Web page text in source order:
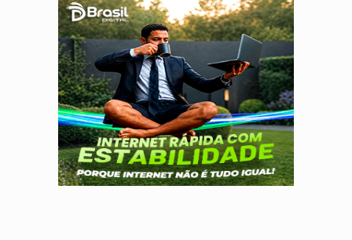
HOMENAGEM:Cientistas cassados pelo AI-5 se tornam pesquisadores
VÍDEO:Líder religioso é preso por abusar de fiéis sob pretexto de
LEVANTAMENTO:Brasil tem uma história marcada por guerras, revoltas e
LAMENTÁVEL:Mulher é encontrada morta dentro de residência
'XANDY DO MOTOCROSS':Pai morre em acidente na BR-364 duas semanas após
PESO DO VOTO:Cinco maiores colégios eleitorais concentram 53,7% dos